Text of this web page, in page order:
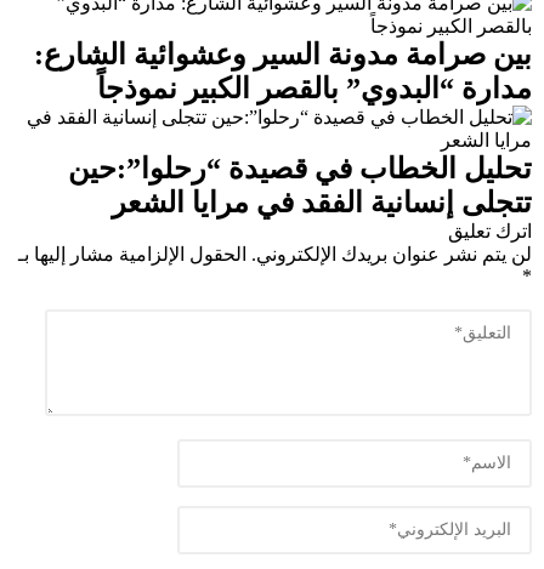
بين صرامة مدونة السير وعشوائية الشارع:
مدارة “البدوي” بالقصر الكبير نموذجاً
تحليل الخطاب في قصيدة “رحلوا”:حين
تتجلى إنسانية الفقد في مرايا الشعر
اترك تعليق
لن يتم نشر عنوان بريدك الإلكتروني. الحقول الإلزامية مشار إليها بـ
*